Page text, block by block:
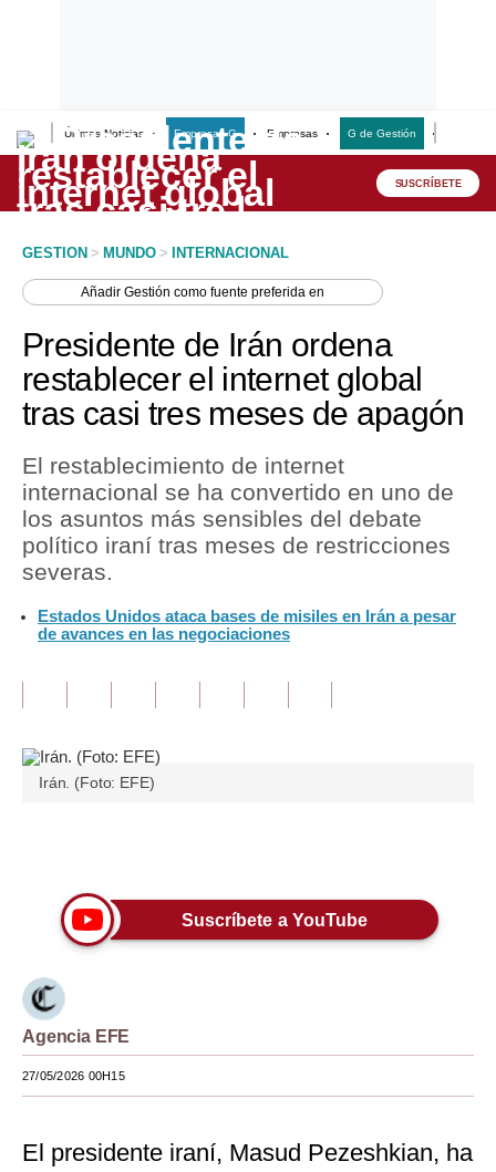
Últimas Noticias Empresas G Empresas G de Gestión
Lo último
Peru Quiosco
Economía
Mercados
Política
Tu Dinero
Finanzas Personales
Inmobiliarias
Opinión
Editorial
Tendencias
Lujo
Viajes
Moda
Estilos
EEUU
SUSCRÍBETE
GESTION > MUNDO > INTERNACIONAL
AñadirGestión como fuente preferida en
Presidente de Irán ordena
restablecer el internet global
tras casi tres meses de apagón
El restablecimiento de internet
internacional se ha convertido en uno de
los asuntos más sensibles del debate
político iraní tras meses de restricciones
severas.
Estados Unidos ataca bases de misiles en Irán a pesar
de avances en las negociaciones
Irán. (Foto: EFE)
Suscríbete a YouTube
Agencia EFE
27/05/2026 00H15
El presidente iraní, Masud Pezeshkian, ha